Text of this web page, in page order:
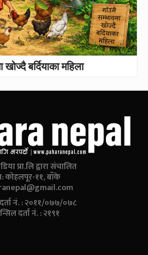
खोज्दै बर्दियाका महिला
प्रा.लि द्वारा संचालित
कोहलपूर-११, बाँके
नं. : २०११/०७७/०७८
दर्ता नं. : २१९१